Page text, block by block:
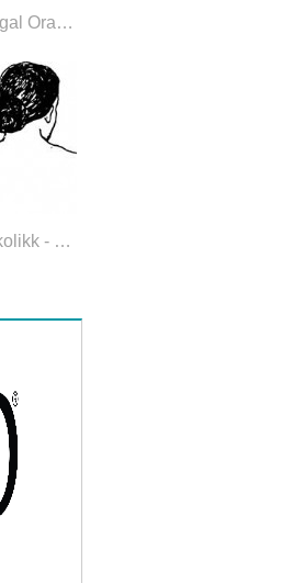
SCD Legal Orange Chicken på en varm sommernatt!
Bilious kolikk - Diagnose av akutt abdomen